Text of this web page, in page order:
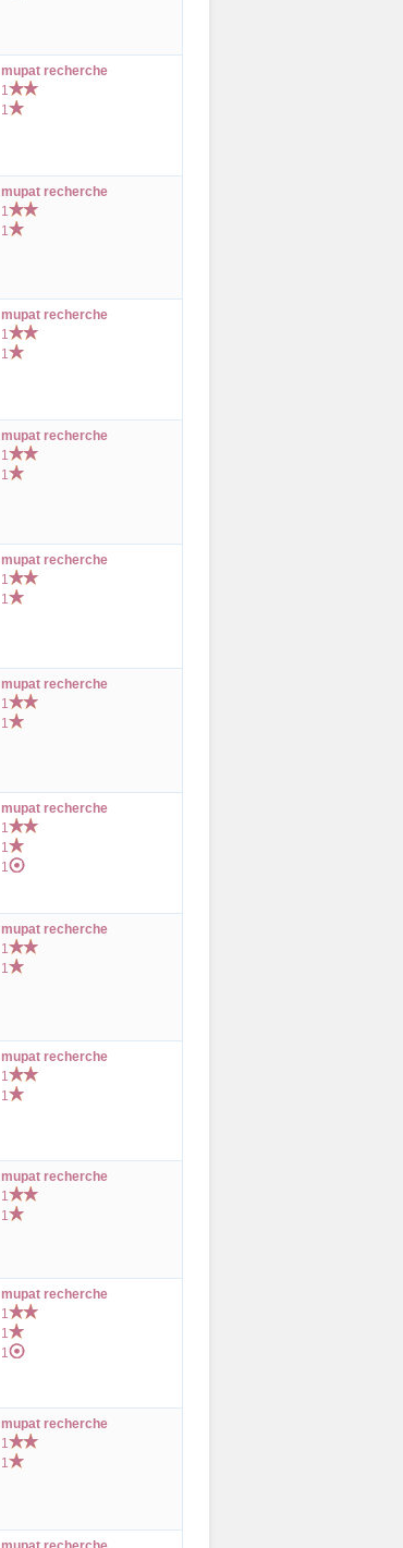
mupat recherche
1
1
mupat recherche
1
1
mupat recherche
1
1
mupat recherche
1
1
mupat recherche
1
1
mupat recherche
1
1
mupat recherche
1
1
1
mupat recherche
1
1
mupat recherche
1
1
mupat recherche
1
1
mupat recherche
1
1
1
mupat recherche
1
1